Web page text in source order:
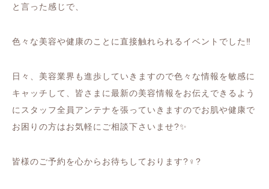
と言った感じで、
色々な美容や健康のことに直接触れられるイベントでした ‼️
日々、美容業界も進歩していきますので色々な情報を敏感に
キャッチして、皆さまに最新の美容情報をお伝えできるよう
にスタッフ全員アンテナを張っていきますのでお肌や健康で
お困りの方はお気軽にご相談下さいませ?✨
皆様のご予約を心からお待ちしております?‍♀️?